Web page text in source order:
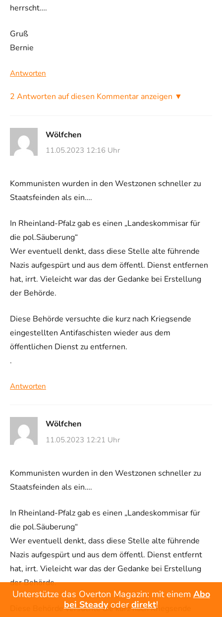
herrscht….
Gruß
Bernie
Antworten
2 Antworten auf diesen Kommentar anzeigen ▼
Wölfchen
11.05.2023 12:16 Uhr
Kommunisten wurden in den Westzonen schneller zu
Staatsfeinden als ein….
In Rheinland-Pfalz gab es einen „Landeskommisar für
die pol.Säuberung“
Wer eventuell denkt, dass diese Stelle alte führende
Nazis aufgespürt und aus dem öffentl. Dienst entfernen
hat, irrt. Vieleicht war das der Gedanke bei Erstellung
der Behörde.
Diese Behörde versuchte die kurz nach Kriegsende
eingestellten Antifaschisten wieder aus dem
öffentlichen Dienst zu entfernen.
.
Antworten
Wölfchen
11.05.2023 12:21 Uhr
Kommunisten wurden in den Westzonen schneller zu
Staatsfeinden als ein….
In Rheinland-Pfalz gab es einen „Landeskommisar für
die pol.Säuberung“
Wer eventuell denkt, dass diese Stelle alte führende
Nazis aufgespürt und aus dem öffentl. Dienst entfernt
hat, irrt. Vieleicht war das der Gedanke bei Erstellung
der Behörde.
Diese Behörde versuchte die kurz nach Kriegsende
Unterstütze das Overton Magazin: mit einem Abo
bei Steady oderdirekt!